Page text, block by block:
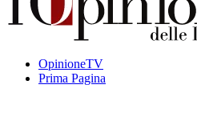
OpinioneTV
Prima Pagina